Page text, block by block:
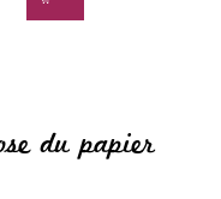
du papier